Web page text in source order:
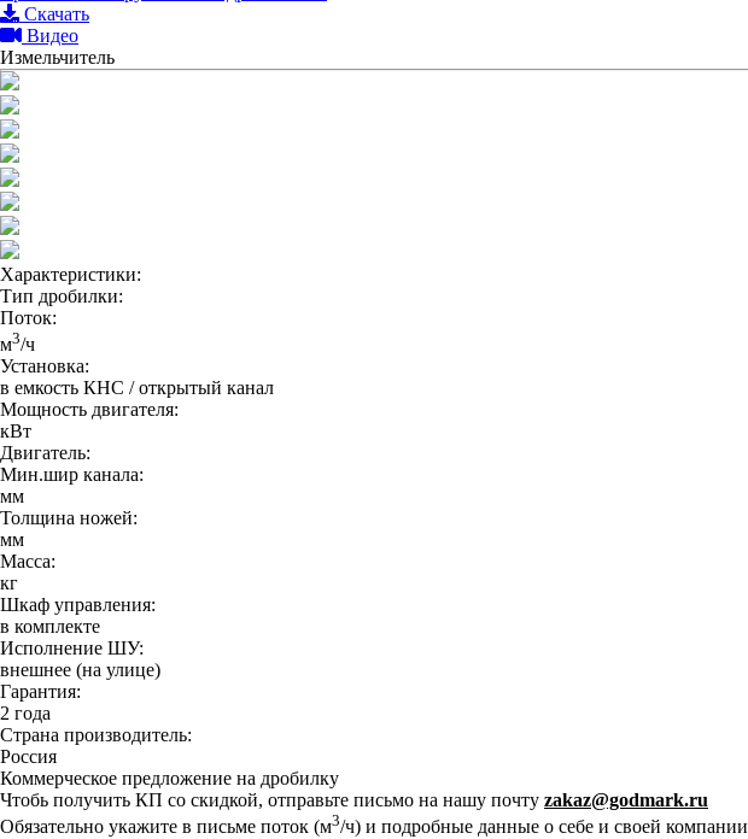
Скачать
Видео
Измельчитель
Характеристики:
Тип дробилки:
Поток:
м3/ч
Установка:
в емкость КНС / открытый канал
Мощность двигателя:
кВт
Двигатель:
Мин.шир канала:
мм
Толщина ножей:
мм
Масса:
кг
Шкаф управления:
в комплекте
Исполнение ШУ:
внешнее (на улице)
Гарантия:
2 года
Страна производитель:
Россия
Коммерческое предложение на дробилку
Чтобь получить КП со скидкой, отправьте письмо на нашу почту zakaz@godmark.ru
Обязательно укажите в письме поток (м3/ч) и подробные данные о себе и своей компании